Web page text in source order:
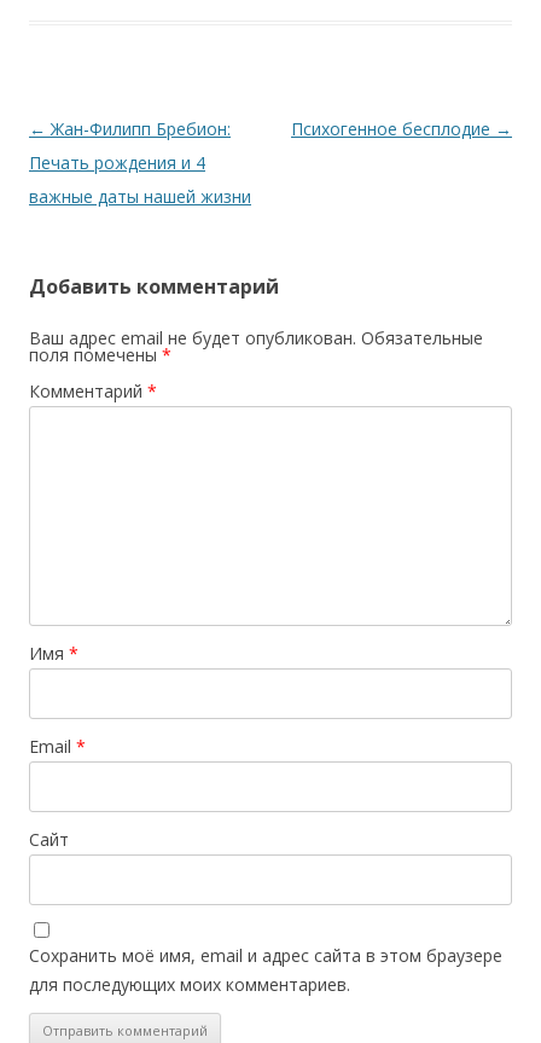
Навигация по записям
← Жан-Филипп Бребион:
Печать рождения и 4
важные даты нашей жизни
Психогенное бесплодие →
Добавить комментарий
Ваш адрес email не будет опубликован. Обязательные
поля помечены *
Комментарий *
Имя *
Email *
Сайт
Сохранить моё имя, email и адрес сайта в этом браузере
для последующих моих комментариев.